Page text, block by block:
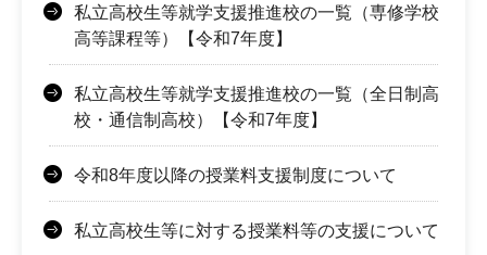
私立高校生等就学支援推進校の一覧（専修学校
高等課程等）【令和7年度】
私立高校生等就学支援推進校の一覧（全日制高
校・通信制高校）【令和7年度】
令和8年度以降の授業料支援制度について
私立高校生等に対する授業料等の支援について